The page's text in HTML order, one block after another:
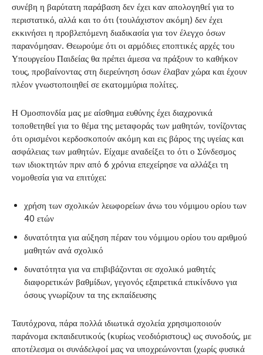
συνέβη η βαρύτατη παράβαση δεν έχει καν απολογηθεί για το
περιστατικό, αλλά και το ότι (τουλάχιστον ακόμη) δεν έχει
εκκινήσει η προβλεπόμενη διαδικασία για τον έλεγχο όσων
παρανόμησαν. Θεωρούμε ότι οι αρμόδιες εποπτικές αρχές του
Υπουργείου Παιδείας θα πρέπει άμεσα να πράξουν το καθήκον
τους, προβαίνοντας στη διερεύνηση όσων έλαβαν χώρα και έχουν
πλέον γνωστοποιηθεί σε εκατομμύρια πολίτες.
Η Ομοσπονδία μας με αίσθημα ευθύνης έχει διαχρονικά
τοποθετηθεί για το θέμα της μεταφοράς των μαθητών, τονίζοντας
ότι ορισμένοι κερδοσκοπούν ακόμη και εις βάρος της υγείας και
ασφάλειας των μαθητών. Είχαμε αναδείξει το ότι ο Σύνδεσμος
των ιδιοκτητών πριν από 6 χρόνια επεχείρησε να αλλάξει τη
νομοθεσία για να επιτύχει:
χρήση των σχολικών λεωφορείων άνω του νόμιμου ορίου των
40 ετών
δυνατότητα για αύξηση πέραν του νόμιμου ορίου του αριθμού
μαθητών ανά σχολικό
δυνατότητα για να επιβιβάζονται σε σχολικό μαθητές
διαφορετικών βαθμίδων, γεγονός εξαιρετικά επικίνδυνο για
όσους γνωρίζουν τα της εκπαίδευσης
Ταυτόχρονα, πάρα πολλά ιδιωτικά σχολεία χρησιμοποιούν
παράνομα εκπαιδευτικούς (κυρίως νεοδιόριστους) ως συνοδούς, με
αποτέλεσμα οι συνάδελφοί μας να υποχρεώνονται (χωρίς φυσικά